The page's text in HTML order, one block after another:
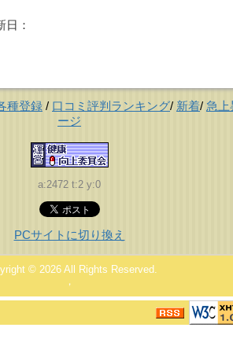
日：
種登録 / 口コミ評判ランキング/ 新着/ 急上
ージ
a:2472 t:2 y:0
PCサイトに切り換え
© 2026 All Rights Reserved.
，